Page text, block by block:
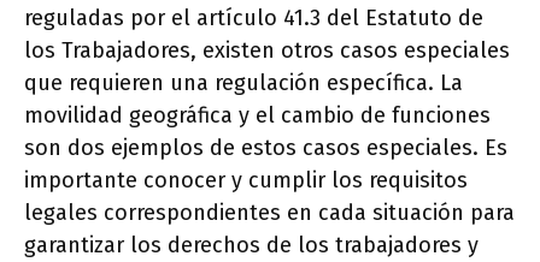
reguladas por el artículo 41.3 del Estatuto de
los Trabajadores, existen otros casos especiales
que requieren una regulación específica. La
movilidad geográfica y el cambio de funciones
son dos ejemplos de estos casos especiales. Es
importante conocer y cumplir los requisitos
legales correspondientes en cada situación para
garantizar los derechos de los trabajadores y